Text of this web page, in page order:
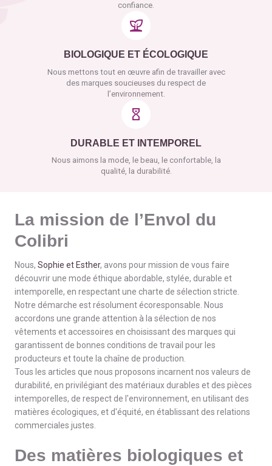
confiance.
BIOLOGIQUE ET ÉCOLOGIQUE
Nous mettons tout en œuvre afin de travailler avec
des marques soucieuses du respect de
l’environnement.
DURABLE ET INTEMPOREL
Nous aimons la mode, le beau, le confortable, la
qualité, la durabilité.
La mission de l’Envol du
Colibri
Nous, Sophie et Esther, avons pour mission de vous faire
découvrir une mode éthique abordable, stylée, durable et
intemporelle, en respectant une charte de sélection stricte.
Notre démarche est résolument écoresponsable. Nous
accordons une grande attention à la sélection de nos
vêtements et accessoires en choisissant des marques qui
garantissent de bonnes conditions de travail pour les
producteurs et toute la chaîne de production.
Tous les articles que nous proposons incarnent nos valeurs de
durabilité, en privilégiant des matériaux durables et des pièces
intemporelles, de respect de l'environnement, en utilisant des
matières écologiques, et d'équité, en établissant des relations
commerciales justes.
Des matières biologiques et